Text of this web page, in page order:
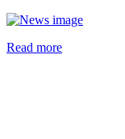
Read more